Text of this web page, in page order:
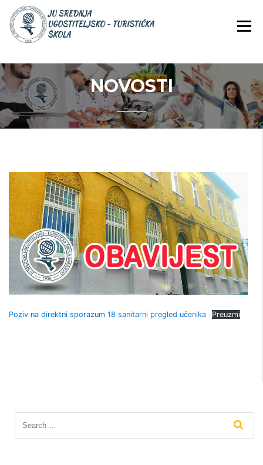
Skip
content
JU SREDNJA
NOVOSTI
Poziv na direktni sporazum 18 sanitarni pregled učenika Preuzmi